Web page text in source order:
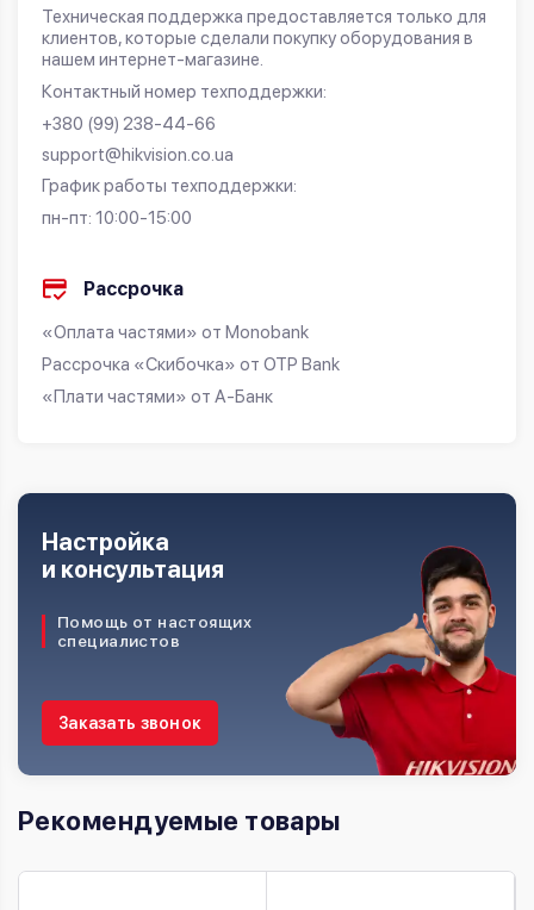
Техническая поддержка предоставляется только для
клиентов, которые сделали покупку оборудования в
нашем интернет-магазине.
Контактный номер техподдержки:
+380 (99) 238-44-66
support@hikvision.co.ua
График работы техподдержки:
пн-пт: 10:00-15:00
Рассрочка
«Оплата частями» от Monobank
Рассрочка «Скибочка» от OTP Bank
«Плати частями» от А-Банк
Помощь от настоящих
специалистов
Настройка
и консультация
Заказать звонок
Рекомендуемые товары